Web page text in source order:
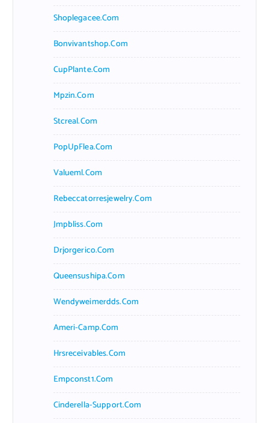
Shoplegacee.com
Bonvivantshop.com
CupPlante.com
Mpzin.com
Stcreal.com
PopUpFlea.com
Valueml.com
Rebeccatorresjewelry.com
Jmpbliss.com
Drjorgerico.com
Queensushipa.com
Wendyweimerdds.com
Ameri-Camp.com
Hrsreceivables.com
Empconst1.com
Cinderella-Support.com